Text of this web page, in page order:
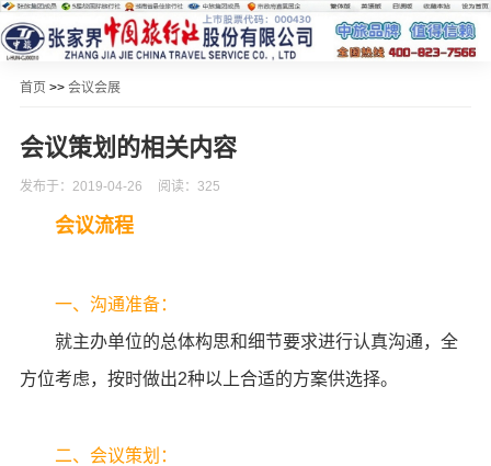
首页 >> 会议会展
会议策划的相关内容
发布于：2019-04-26 阅读：325
会议流程
一、沟通准备：
就主办单位的总体构思和细节要求进行认真沟通，全
方位考虑，按时做出2种以上合适的方案供选择。
二、会议策划：